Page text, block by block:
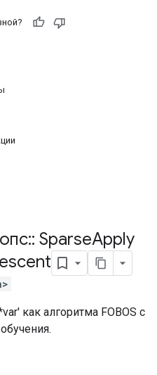
опс:: SparseApply
как алгоритма FOBOS с